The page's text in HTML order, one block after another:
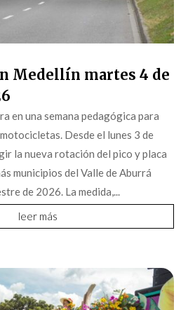
Medellín martes 4 de
en una semana pedagógica para
Desde el lunes 3 de
la nueva rotación del pico y placa
municipios del Valle de Aburrá
de 2026. La medida,...
leer más